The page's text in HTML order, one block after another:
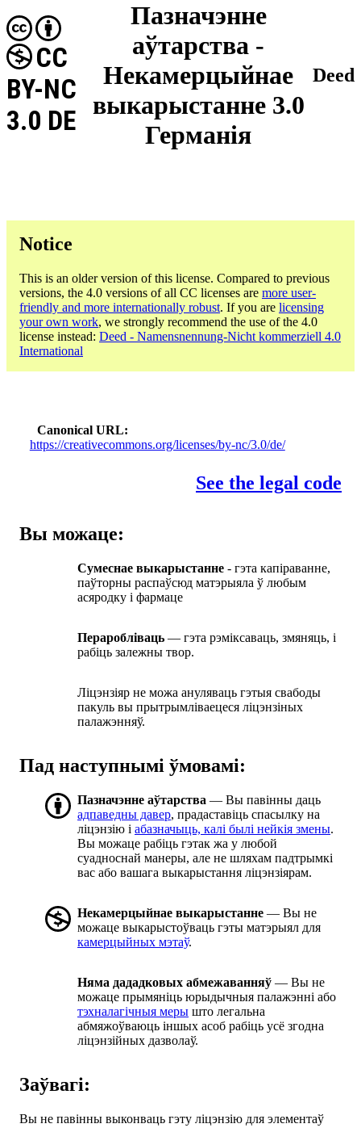
Пазначэнне
аўтарства -
Некамерцыйнае
выкарыстанне 3.0
Германія
CC
BY-NC
3.0 DE
Deed
Notice
This is an older version of this license. Compared to previous
versions, the 4.0 versions of all CC licenses are more user-
friendly and more internationally robust. If you are licensing
your own work, we strongly recommend the use of the 4.0
license instead: Deed - Namensnennung-Nicht kommerziell 4.0
International
Canonical URL
https://creativecommons.org/licenses/by-nc/3.0/de/
See the legal code
Вы можаце:
Сумеснае выкарыстанне - гэта капіраванне,
паўторны распаўсюд матэрыяла ў любым
асяродку і фармаце
Пераробліваць — гэта рэміксаваць, змяняць, і
рабіць залежны твор.
Ліцэнзіяр не можа ануляваць гэтыя свабоды
пакуль вы прытрымліваецеся ліцэнзіных
палажэнняў.
Пад наступнымі ўмовамі:
Пазначэнне аўтарства — Вы павінны даць
адпаведны давер, прадаставіць спасылку на
ліцэнзію і абазначыць, калі былі нейкія змены.
Вы можаце рабіць гэтак жа у любой
суадноснай манеры, але не шляхам падтрымкі
вас або вашага выкарыстання ліцэнзіярам.
Некамерцыйнае выкарыстанне — Вы не
можаце выкарыстоўваць гэты матэрыял для
камерцыйных мэтаў.
Няма дададковых абмежаванняў — Вы не
можаце прымяніць юрыдычныя палажэнні або
тэхналагічныя меры што легальна
абмяжоўваюць іншых асоб рабіць усё згодна
ліцэнзійных дазволаў.
Заўвагі:
Вы не павінны выконваць гэту ліцэнзію для элементаў